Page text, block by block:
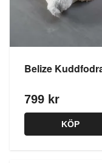
Belize
799 kr
KÖP